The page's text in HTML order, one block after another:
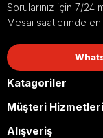
Sorularınız için 7/24
Mesai saatlerinde en
Katagoriler
Müşteri Hizmetleri
Alışveriş